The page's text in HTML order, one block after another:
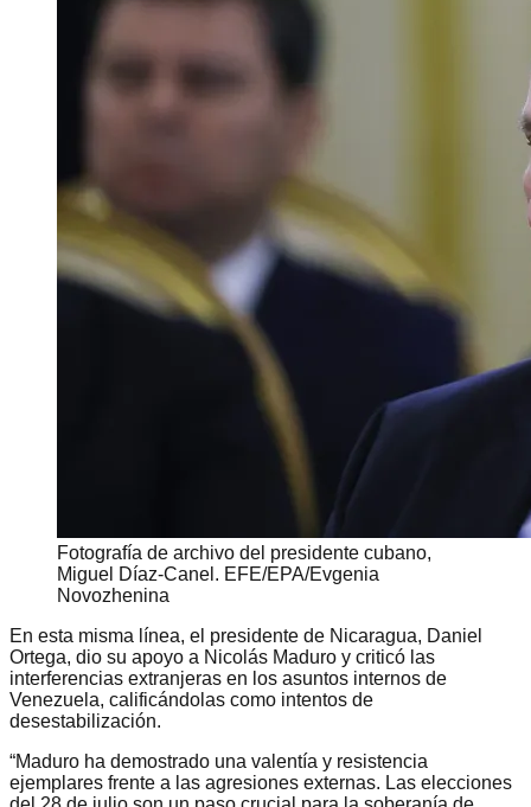
Fotografía de archivo del presidente cubano,
Miguel Díaz-Canel. EFE/EPA/Evgenia
Novozhenina
En esta misma línea, el presidente de Nicaragua, Daniel
Ortega, dio su apoyo a Nicolás Maduro y criticó las
interferencias extranjeras en los asuntos internos de
Venezuela, calificándolas como intentos de
desestabilización.
“Maduro ha demostrado una valentía y resistencia
ejemplares frente a las agresiones externas. Las elecciones